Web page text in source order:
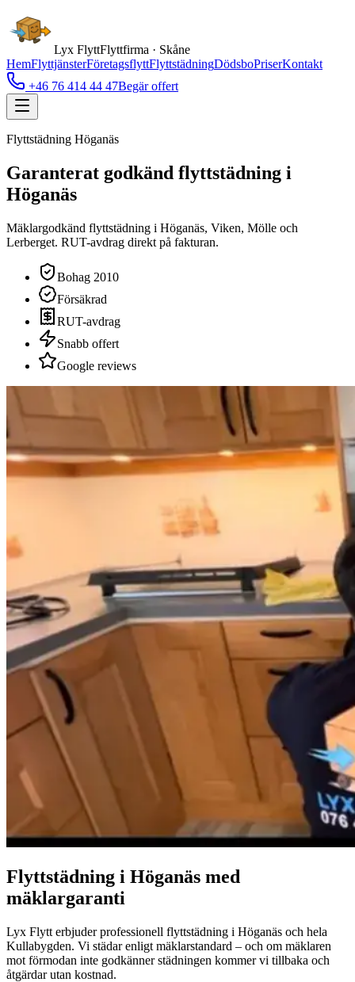
Lyx FlyttFlyttfirma · Skåne
HemFlyttjänsterFöretagsflyttFlyttstädningDödsboPriserKontakt
+46 76 414 44 47Begär offert
Flyttstädning Höganäs
Garanterat godkänd flyttstädning i
Höganäs
Mäklargodkänd flyttstädning i Höganäs, Viken, Mölle och
Lerberget. RUT-avdrag direkt på fakturan.
Bohag 2010
Försäkrad
RUT-avdrag
Snabb offert
Google reviews
Flyttstädning i Höganäs med
mäklargaranti
Lyx Flytt erbjuder professionell flyttstädning i Höganäs och hela
Kullabygden. Vi städar enligt mäklarstandard – och om mäklaren
mot förmodan inte godkänner städningen kommer vi tillbaka och
åtgärdar utan kostnad.